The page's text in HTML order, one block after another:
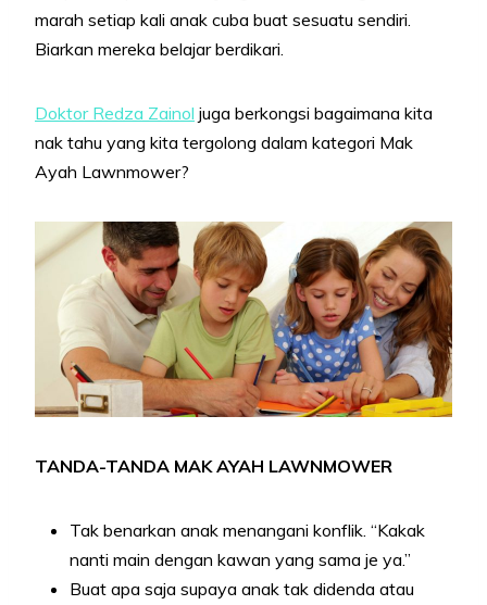
marah setiap kali anak cuba buat sesuatu sendiri.
Biarkan mereka belajar berdikari.
Doktor Redza Zainol juga berkongsi bagaimana kita
nak tahu yang kita tergolong dalam kategori Mak
Ayah Lawnmower?
TANDA-TANDA MAK AYAH LAWNMOWER
Tak benarkan anak menangani konflik. “Kakak
nanti main dengan kawan yang sama je ya.”
Buat apa saja supaya anak tak didenda atau